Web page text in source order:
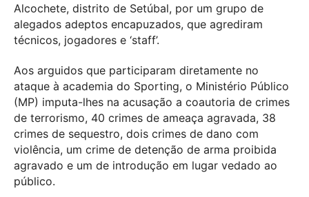
Alcochete, distrito de Setúbal, por um grupo de
alegados adeptos encapuzados, que agrediram
técnicos, jogadores e ‘staff’.
Aos arguidos que participaram diretamente no
ataque à academia do Sporting, o Ministério Público
(MP) imputa-lhes na acusação a coautoria de crimes
de terrorismo, 40 crimes de ameaça agravada, 38
crimes de sequestro, dois crimes de dano com
violência, um crime de detenção de arma proibida
agravado e um de introdução em lugar vedado ao
público.